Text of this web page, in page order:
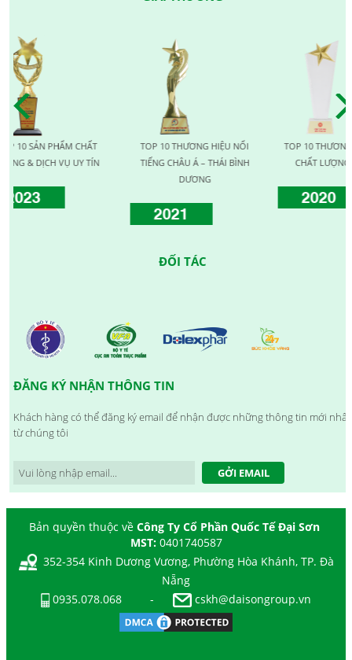
PHẨM CHẤT
VỤ UY TÍN
TOP 10 THƯƠNG HIỆU NỔI
TIẾNG CHÂU Á – THÁI BÌNH
TOP 10 THƯƠNG HIỆU
CHẤT LƯỢNG QUỐC
ĐỐI TÁC
ĐĂNG KÝ NHẬN THÔNG TIN
Khách hàng có thể đăng ký email để nhận được những thông tin mới nhất
từ chúng tôi
GỞI EMAIL
Bản quyền thuộc về Công Ty Cổ Phần Quốc Tế Đại Sơn
MST: 0401740587
352-354 Kinh Dương Vương, Phường Hòa Khánh, TP. Đà
Nẵng
0935.078.068
- cskh@daisongroup.vn